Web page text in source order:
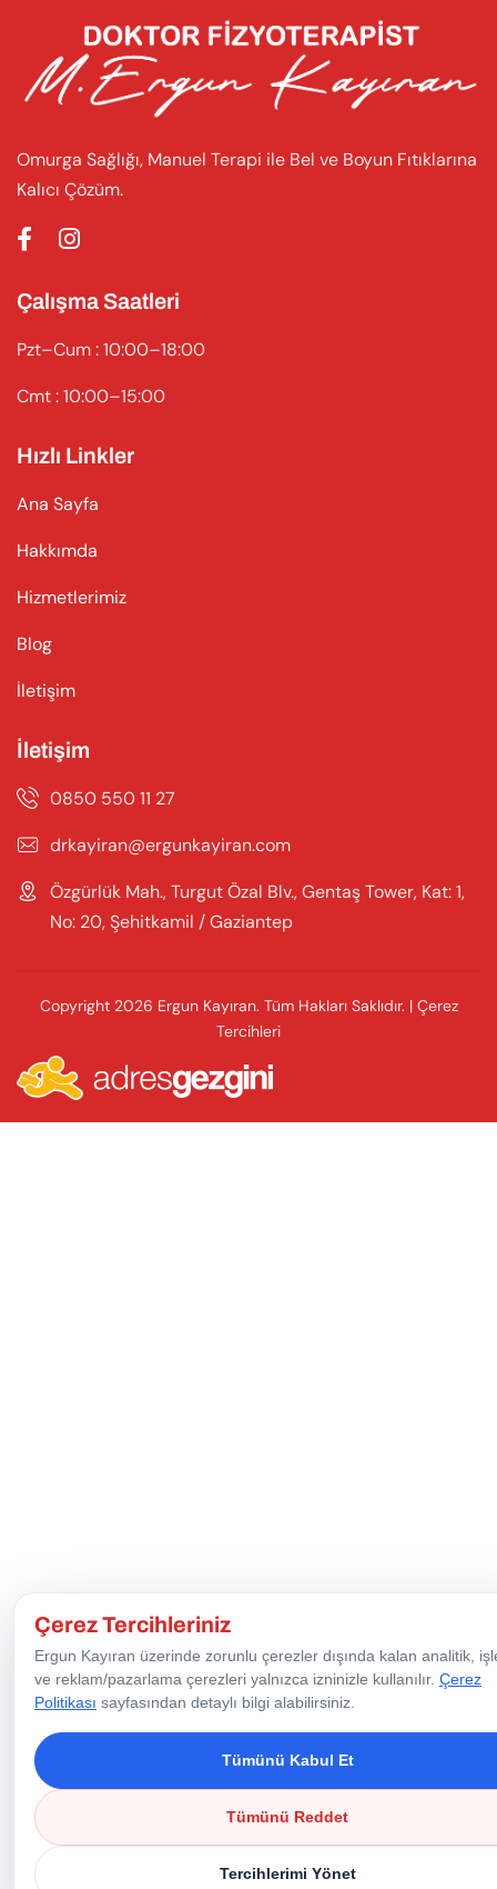
Omurga Sağlığı, Manuel Terapi ile Bel ve Boyun Fıtıklarına
Kalıcı Çözüm.
Çalışma Saatleri
Pzt–Cum : 10:00–18:00
Cmt : 10:00–15:00
Hızlı Linkler
Ana Sayfa
Hakkımda
Hizmetlerimiz
Blog
İletişim
İletişim
0850 550 11 27
drkayiran@ergunkayiran.com
Özgürlük Mah., Turgut Özal Blv., Gentaş Tower, Kat: 1,
No: 20, Şehitkamil / Gaziantep
Copyright 2026 Ergun Kayıran. Tüm Hakları Saklıdır. | Çerez
Tercihleri
Çerez Tercihleriniz
Ergun Kayıran üzerinde zorunlu çerezler dışında kalan analitik,
ve reklam/pazarlama çerezleri yalnızca izninizle kullanılır. Çerez
Politikası sayfasından detaylı bilgi alabilirsiniz.
Tümünü Kabul Et
Tümünü Reddet
Tercihlerimi Yönet